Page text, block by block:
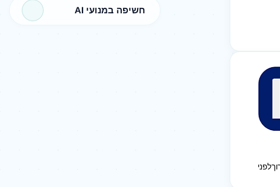
חשיפה במנועי AI
לפני